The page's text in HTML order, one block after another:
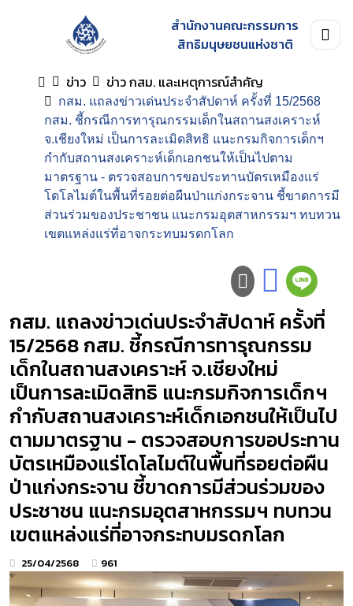
สำนักงานคณะกรรมการ
สิทธิมนุษยชนแห่งชาติ
ข่าว
ข่าว กสม. และเหตุการณ์สำคัญ
กสม. แถลงข่าวเด่นประจำสัปดาห์ ครั้งที่ 15/2568
กสม. ชี้กรณีการทารุณกรรมเด็กในสถานสงเคราะห์
จ.เชียงใหม่ เป็นการละเมิดสิทธิ แนะกรมกิจการเด็กฯ
กำกับสถานสงเคราะห์เด็กเอกชนให้เป็นไปตาม
มาตรฐาน - ตรวจสอบการขอประทานบัตรเหมืองแร่
โดโลไมต์ในพื้นที่รอยต่อผืนป่าแก่งกระจาน ชี้ขาดการมี
ส่วนร่วมของประชาชน แนะกรมอุตสาหกรรมฯ ทบทวน
เขตแหล่งแร่ที่อาจกระทบมรดกโลก
กสม. แถลงข่าวเด่นประจำสัปดาห์ ครั้งที่
15/2568 กสม. ชี้กรณีการทารุณกรรม
เด็กในสถานสงเคราะห์ จ.เชียงใหม่
เป็นการละเมิดสิทธิ แนะกรมกิจการเด็กฯ
กำกับสถานสงเคราะห์เด็กเอกชนให้เป็นไป
ตามมาตรฐาน - ตรวจสอบการขอประทาน
บัตรเหมืองแร่โดโลไมต์ในพื้นที่รอยต่อผืน
ป่าแก่งกระจาน ชี้ขาดการมีส่วนร่วมของ
ประชาชน แนะกรมอุตสาหกรรมฯ ทบทวน
เขตแหล่งแร่ที่อาจกระทบมรดกโลก
25/04/2568 961